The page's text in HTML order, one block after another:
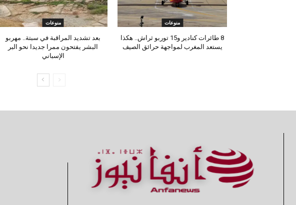
منوعات
8 طائرات كنادير و15 توربو ثراش.. هكذا
يستعد المغرب لمواجهة حرائق الصيف
منوعات
بعد تشديد المراقبة في سبتة.. مهربو
البشر يفتحون ممرا جديدا نحو البر
الإسباني